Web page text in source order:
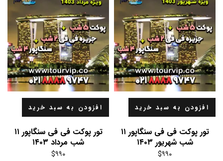
افزودن به سبد خرید
تور پوکت فی فی سنگاپور ۱۱
شب شهریور ۱۴۰۳
$۹۹۰
افزودن به سبد خرید
تور پوکت فی فی سنگاپور ۱۱
شب مرداد ۱۴۰۳
$۹۹۰